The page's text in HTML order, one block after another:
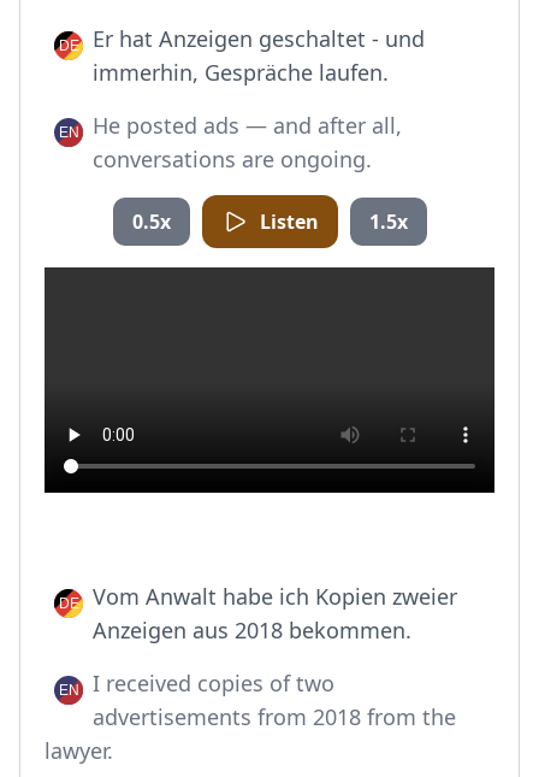
Er hat Anzeigen geschaltet - und
immerhin, Gespräche laufen.
He posted ads — and after all,
conversations are ongoing.
0.5x Listen 1.5x
Vom Anwalt habe ich Kopien zweier
Anzeigen aus 2018 bekommen.
I received copies of two
advertisements from 2018 from the
lawyer.